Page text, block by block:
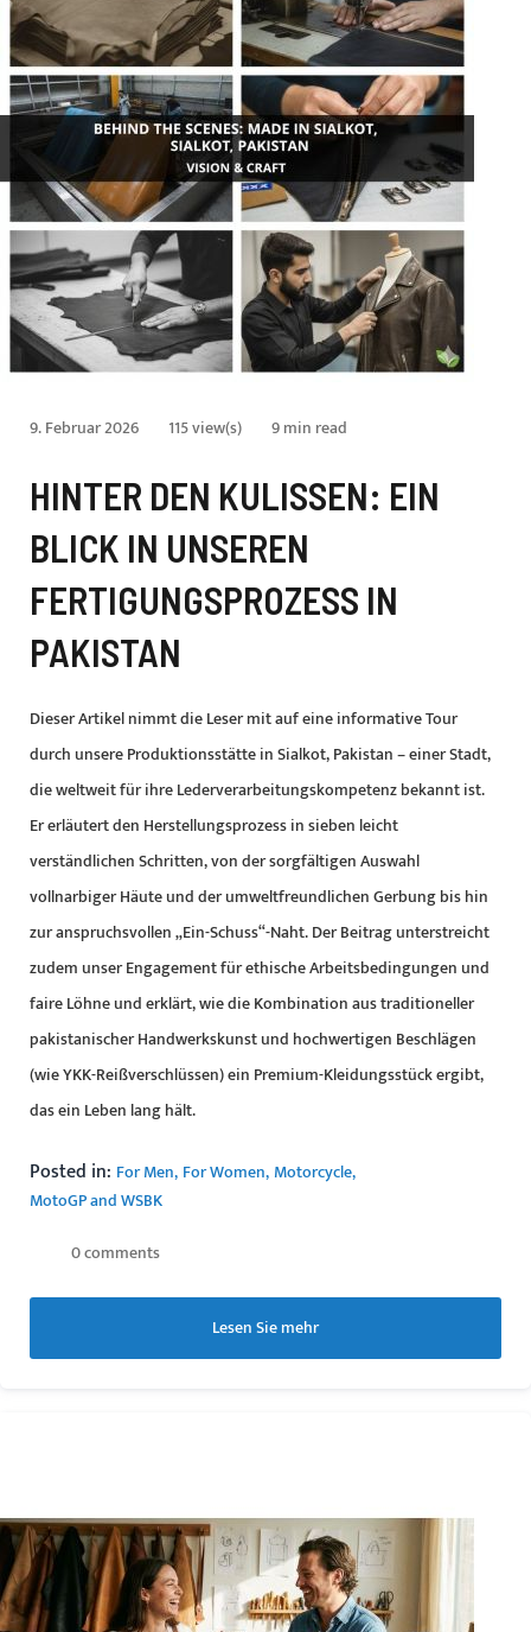
9. Februar 2026 115 view(s) 9 min read
HINTER DEN KULISSEN: EIN
BLICK IN UNSEREN
FERTIGUNGSPROZESS IN
PAKISTAN
Dieser Artikel nimmt die Leser mit auf eine informative Tour
durch unsere Produktionsstätte in Sialkot, Pakistan – einer Stadt,
die weltweit für ihre Lederverarbeitungskompetenz bekannt ist.
Er erläutert den Herstellungsprozess in sieben leicht
verständlichen Schritten, von der sorgfältigen Auswahl
vollnarbiger Häute und der umweltfreundlichen Gerbung bis hin
zur anspruchsvollen „Ein-Schuss“-Naht. Der Beitrag unterstreicht
zudem unser Engagement für ethische Arbeitsbedingungen und
faire Löhne und erklärt, wie die Kombination aus traditioneller
pakistanischer Handwerkskunst und hochwertigen Beschlägen
(wie YKK-Reißverschlüssen) ein Premium-Kleidungsstück ergibt,
das ein Leben lang hält.
Posted in: For Men For Women Motorcycle
MotoGP and WSBK
0 comments
Lesen Sie mehr